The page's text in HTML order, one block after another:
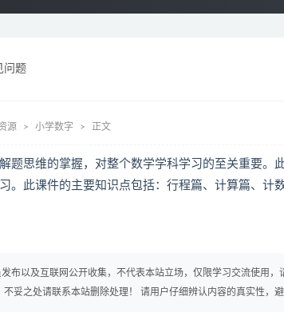
问题
源 小学数字 正文
题思维的掌握，对整个数学学科学习的至关重要。
。此课件的主要知识点包括：行程篇、计算篇、计
布以及互联网公开收集，不代表本站立场，仅限学习交流使用
不妥之处请联系本站删除处理！ 请用户仔细辨认内容的真实性，避